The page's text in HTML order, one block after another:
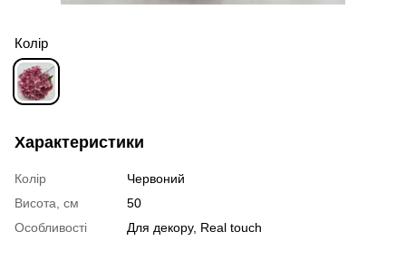
Колір
Характеристики
Колір
Червоний
Висота, см
50
Особливості
Для декору, Real touch